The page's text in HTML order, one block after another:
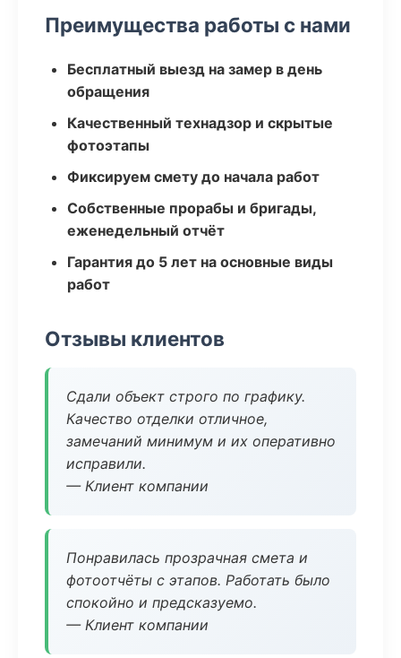
Преимущества работы с нами
Бесплатный выезд на замер в день
обращения
Качественный технадзор и скрытые
фотоэтапы
Фиксируем смету до начала работ
Собственные прорабы и бригады,
еженедельный отчёт
Гарантия до 5 лет на основные виды
работ
Отзывы клиентов
Сдали объект строго по графику.
Качество отделки отличное,
замечаний минимум и их оперативно
исправили.
— Клиент компании
Понравилась прозрачная смета и
фотоотчёты с этапов. Работать было
спокойно и предсказуемо.
— Клиент компании